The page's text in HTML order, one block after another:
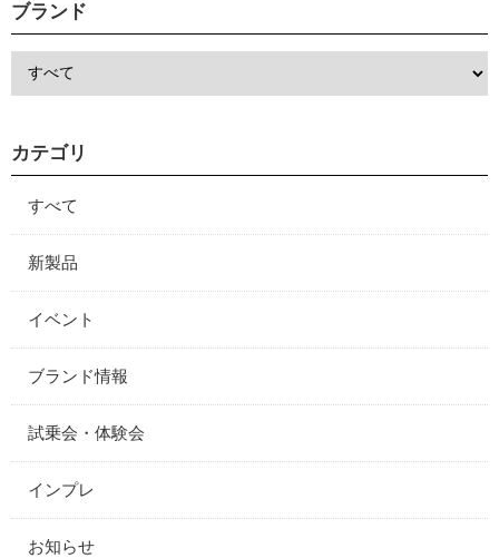
ブランド
カテゴリ
すべて
新製品
イベント
ブランド情報
試乗会・体験会
インプレ
お知らせ